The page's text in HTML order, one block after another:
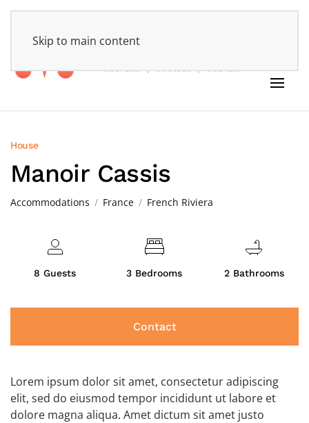
Skip to main content
House
Manoir Cassis
Accommodations France French Riviera
8 Guests 3 Bedrooms 2 Bathrooms
Contact
Lorem ipsum dolor sit amet, consectetur adipiscing
elit, sed do eiusmod tempor incididunt ut labore et
dolore magna aliqua. Amet dictum sit amet justo